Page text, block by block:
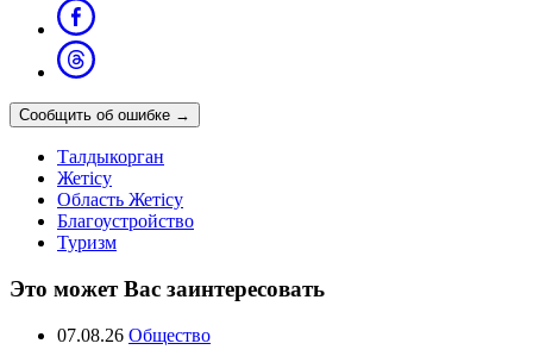
Сообщить об ошибке →
Талдыкорган
Жетісу
Область Жетісу
Благоустройство
Туризм
Это может Вас заинтересовать
07.08.26 Общество